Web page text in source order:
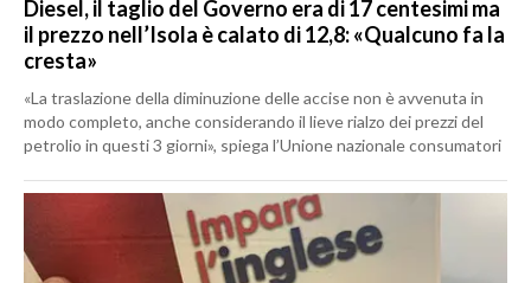
Diesel, il taglio del Governo era di 17 centesimi ma
il prezzo nell’Isola è calato di 12,8: «Qualcuno fa la
cresta»
«La traslazione della diminuzione delle accise non è avvenuta in
modo completo, anche considerando il lieve rialzo dei prezzi del
petrolio in questi 3 giorni», spiega l’Unione nazionale consumatori